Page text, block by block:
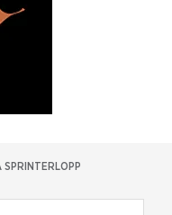
SPRINTERLOPP